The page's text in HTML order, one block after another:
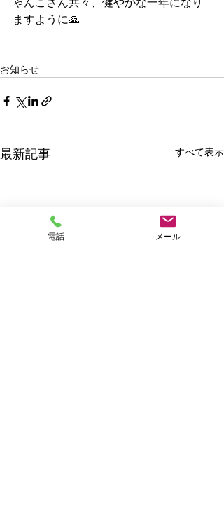
ますように🙏
お知らせ
最新記事 すべて表示
電話 メール